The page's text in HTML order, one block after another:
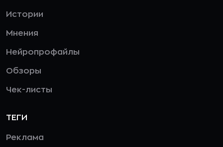
Истории
Мнения
Нейропрофайлы
Обзоры
Чек-листы
ТЕГИ
Реклама